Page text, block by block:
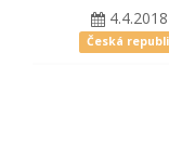
4.4.2018
Česká